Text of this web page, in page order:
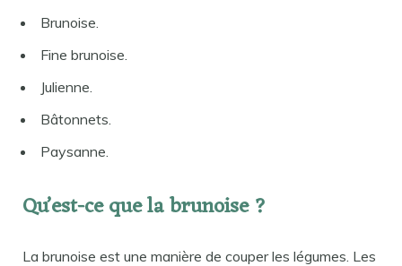
Brunoise.
Fine brunoise.
Julienne.
Bâtonnets.
Paysanne.
Qu’est-ce que la brunoise ?
La brunoise est une manière de couper les légumes. Les